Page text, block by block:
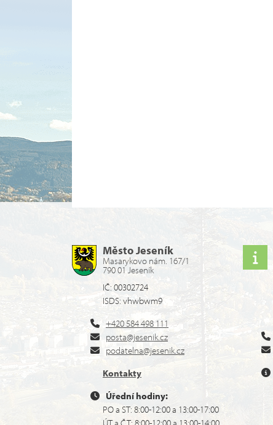
Město Jeseník
Masarykovo nám. 167/1
790 01 Jeseník
IČ: 00302724
ISDS: vhwbwm9
+420 584 498 111
posta@jesenik.cz
podatelna@jesenik.cz
Kontakty
Úřední hodiny:
PO a ST: 8:00-12:00 a 13:00-17:00